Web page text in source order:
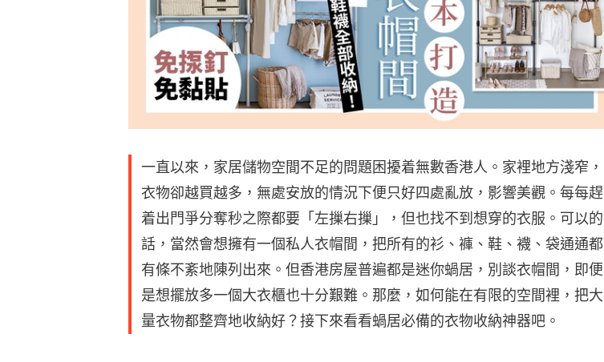
一直以來，家居儲物空間不足的問題困擾着無數香港人。家裡地方淺窄，
衣物卻越買越多，無處安放的情況下便只好四處亂放，影響美觀。每每趕
着出門爭分奪秒之際都要「左摷右摷」，但也找不到想穿的衣服。可以的
話，當然會想擁有一個私人衣帽間，把所有的衫、褲、鞋、襪、袋通通都
有條不紊地陳列出來。但香港房屋普遍都是迷你蝸居，別談衣帽間，即便
是想擺放多一個大衣櫃也十分艱難。那麼，如何能在有限的空間裡，把大
量衣物都整齊地收納好？接下來看看蝸居必備的衣物收納神器吧。